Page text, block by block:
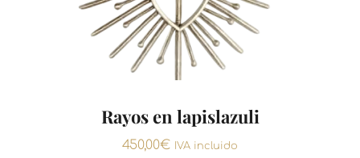
Rayos en lapislazuli
450,00€ IVA incluido